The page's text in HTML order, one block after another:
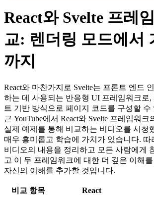
React와 Svelte 프레
교: 렌더링 모드에서
까지
React와 마찬가지로 Svelte는 프론트 엔드
하는 데 사용되는 반응형 UI 프레임워크로,
트 기반 방식으로 페이지 코드를 구성할 수
근 YouTube에서 React와 Svelte 프레임워크
실제 예제를 통해 비교하는 비디오를 시청
매우 흥미롭고 학습에 가치가 있습니다. 따
비디오의 내용을 정리하고 모든 사람에게
고 이 두 프레임워크에 대한 더 깊은 이해
자신의 이해를 추가할 것입니다.
비교 항목 React